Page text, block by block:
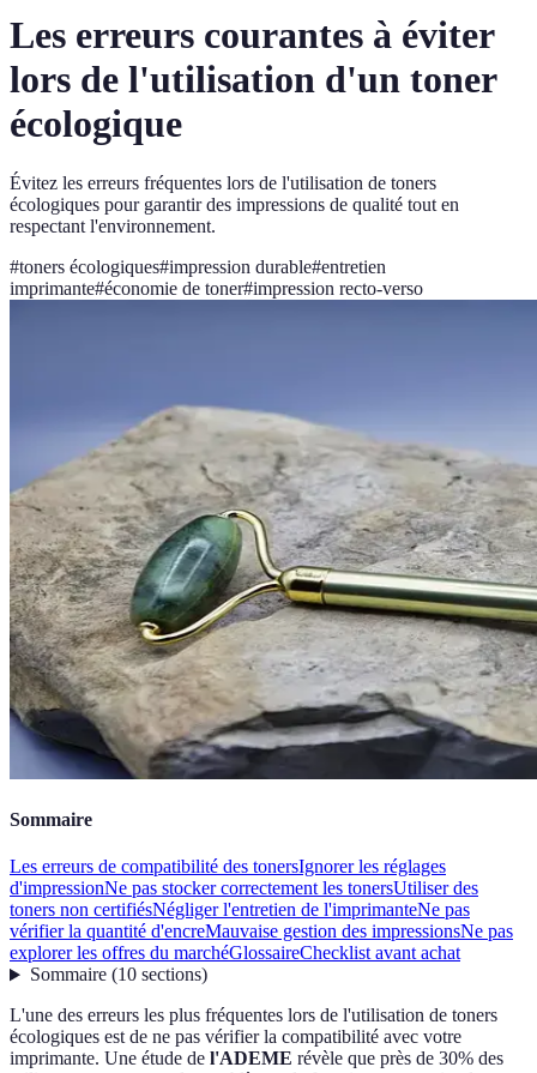
Les erreurs courantes à éviter
lors de l'utilisation d'un toner
écologique
Évitez les erreurs fréquentes lors de l'utilisation de toners
écologiques pour garantir des impressions de qualité tout en
respectant l'environnement.
#toners écologiques#impression durable#entretien
imprimante#économie de toner#impression recto-verso
Sommaire
Les erreurs de compatibilité des tonersIgnorer les réglages
d'impressionNe pas stocker correctement les tonersUtiliser des
toners non certifiésNégliger l'entretien de l'imprimanteNe pas
vérifier la quantité d'encreMauvaise gestion des impressionsNe pas
explorer les offres du marchéGlossaireChecklist avant achat
Sommaire(10 sections)
L'une des erreurs les plus fréquentes lors de l'utilisation de toners
écologiques est de ne pas vérifier la compatibilité avec votre
imprimante. Une étude de l'ADEME révèle que près de 30% des